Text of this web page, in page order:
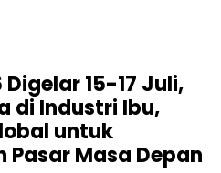
Digelar 15-17 Juli,
di Industri Ibu,
untuk
Pasar Masa Depan